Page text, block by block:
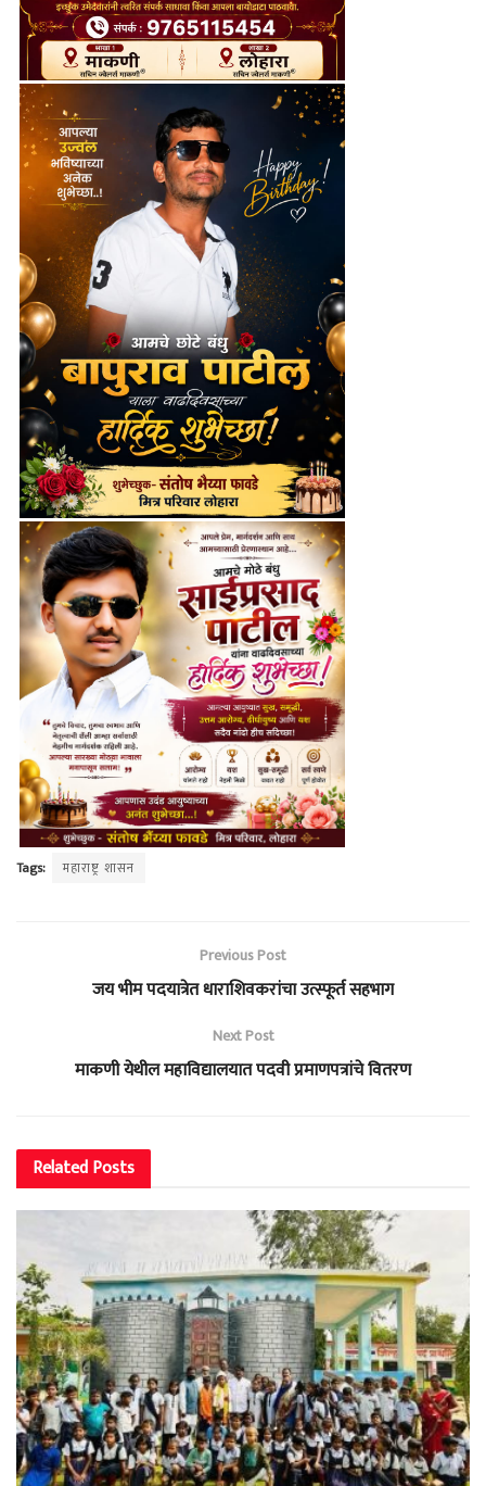
Tags: महाराष्ट्र शासन
Previous Post
जय भीम पदयात्रेत धाराशिवकरांचा उत्स्फूर्त सहभाग
Next Post
माकणी येथील महाविद्यालयात पदवी प्रमाणपत्रांचे वितरण
RelatedPosts